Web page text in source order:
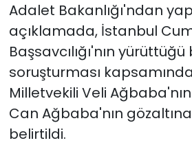
Adalet Bakanlığı'ndan
açıklamada, İstanbul
Başsavcılığı'nın
soruşturması
Milletvekili Veli
Can Ağbaba'nın gözaltına
belirtildi.